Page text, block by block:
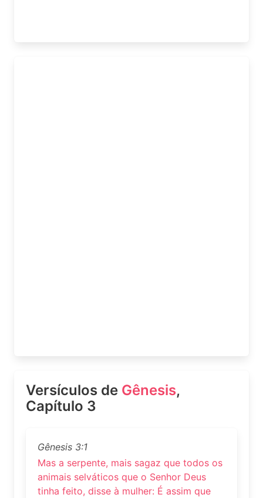
Versículos de Gênesis,
Capítulo 3
Gênesis 3:1
Mas a serpente, mais sagaz que todos os
animais selváticos que o Senhor Deus
tinha feito, disse à mulher: É assim que